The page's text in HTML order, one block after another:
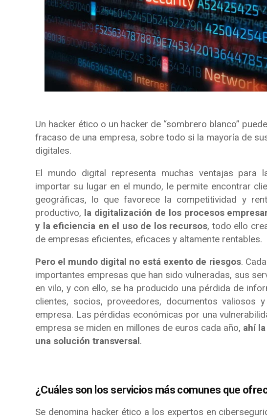
Un hacker ético o un hacker de “sombrero blanco”
fracaso de una empresa, sobre todo si la mayoría de
digitales.
El mundo digital representa muchas ventajas para
importar su lugar en el mundo, le permite encontrar
geográficas, lo que favorece la competitividad y
productivo, la digitalización de los procesos
y la eficiencia en el uso de los recursos, todo ello
de empresas eficientes, eficaces y altamente rentables.
Pero el mundo digital no está exento de riesgos.
importantes empresas que han sido vulneradas, sus
en vilo, y con ello, se ha producido una pérdida de
clientes, socios, proveedores, documentos valiosos
empresa. Las pérdidas económicas por una
empresa se miden en millones de euros cada año, ahí
una solución transversal.
¿Cuáles son los servicios más comunes que
Se denomina hacker ético a los expertos en